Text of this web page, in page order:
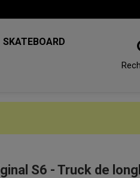
SKATEBOARD
S6 - Truck de